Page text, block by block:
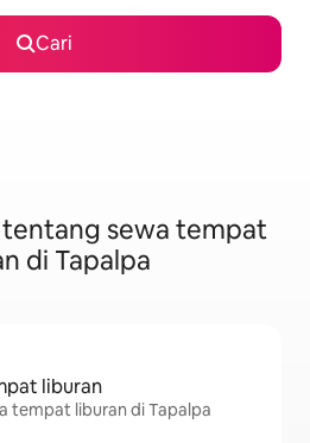
Cari
sewa tempat
di Tapalpa
liburan
tempat liburan di Tapalpa